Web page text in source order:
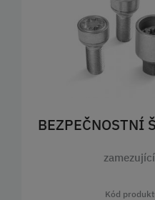
BEZPEČNOSTNÍ
Kód